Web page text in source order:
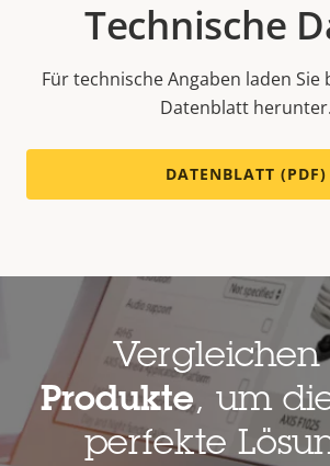
Technische
Für technische Angaben laden
Datenblatt herunter.
DATENBLATT (PDF)
Vergleichen
Produkte, um
perfekte